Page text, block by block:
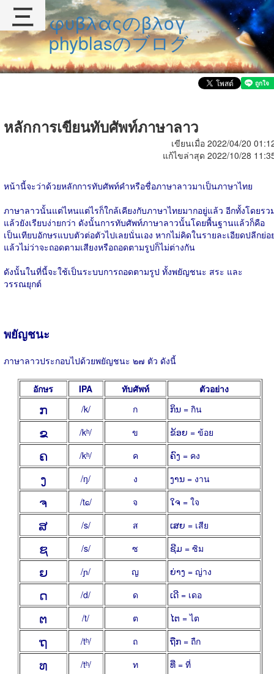
φυβλαςのβλογ
phyblasのブログ
หลักการเขียนทับศัพท์ภาษาลาว
เขียนเมื่อ 2022/04/20
แก้ไขล่าสุด 2022/10/28
หน้านี้จะว่าด้วยหลักการทับศัพท์คำหรือชื่อภาษาลาวมาเป็นภาษาไทย
ภาษาลาวนั้นแต่ไหนแต่ไรก็ใกล้เคียงกับภาษาไทยมากอยู่แล้ว อีกทั้งโดยรว
แล้วยังเรียบง่ายกว่า ดังนั้นการทับศัพท์ภาษาลาวนั้นโดยพื้นฐานแล้วก็คือ
เป็นเทียบอักษรแบบตัวต่อตัวไปเลยนั่นเอง หากไม่คิดในรายละเอียดปลีกย่อ
แล้วไม่ว่าจะถอดตามเสียงหรือถอดตามรูปก็ไม่ต่างกัน
ดังนั้นในที่นี้จะใช้เป็นระบบการถอดตามรูป ทั้งพยัญชนะ สระ และ
วรรณยุกต์
พยัญชนะ
ภาษาลาวประกอบไปด้วยพยัญชนะ ๒๗ ตัว ดังนี้
อักษร IPA ทับศัพท์ ตัวอย่าง
ກ /k/ ก ກິນ = กิน
ຂ /kʰ/ ข ຂ້ອຍ = ข้อย
ຄ /kʰ/ ค ຄົງ = คง
ງ /ŋ/ ง ງານ = งาน
ຈ /tɕ/ จ ໃຈ = ใจ
ສ /s/ ส ເສຍ = เสีย
ຊ /s/ ซ ຊີມ = ซิม
ຍ /ɲ/ ญ ຍ່າງ = ญ่าง
ດ /d/ ด ເດີ = เดอ
ຕ /t/ ต ໄຕ = ไต
ຖ /tʰ/ ถ ຖືກ = ถืก
ທ /tʰ/ ท ທີ່ = ที่
三